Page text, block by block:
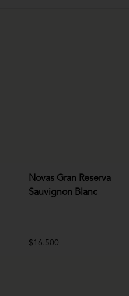
Novas Gran Reserva
Sauvignon Blanc
$16.500